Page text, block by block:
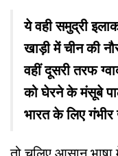
ये वही समुद्री
खाड़ी में चीन की
वहीं दूसरी तरफ
को घेरने के मंसूबे
भारत के लिए